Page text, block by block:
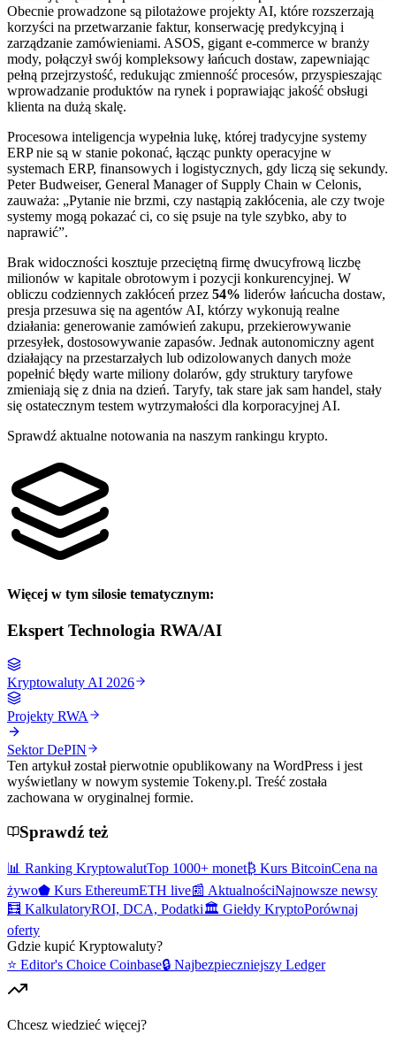
Obecnie prowadzone są pilotażowe projekty AI, które rozszerzają
korzyści na przetwarzanie faktur, konserwację predykcyjną i
zarządzanie zamówieniami. ASOS, gigant e-commerce w branży
mody, połączył swój kompleksowy łańcuch dostaw, zapewniając
pełną przejrzystość, redukując zmienność procesów, przyspieszając
wprowadzanie produktów na rynek i poprawiając jakość obsługi
klienta na dużą skalę.
Procesowa inteligencja wypełnia lukę, której tradycyjne systemy
ERP nie są w stanie pokonać, łącząc punkty operacyjne w
systemach ERP, finansowych i logistycznych, gdy liczą się sekundy.
Peter Budweiser, General Manager of Supply Chain w Celonis,
zauważa: „Pytanie nie brzmi, czy nastąpią zakłócenia, ale czy twoje
systemy mogą pokazać ci, co się psuje na tyle szybko, aby to
naprawić”.
Brak widoczności kosztuje przeciętną firmę dwucyfrową liczbę
milionów w kapitale obrotowym i pozycji konkurencyjnej. W
obliczu codziennych zakłóceń przez 54% liderów łańcucha dostaw,
presja przesuwa się na agentów AI, którzy wykonują realne
działania: generowanie zamówień zakupu, przekierowywanie
przesyłek, dostosowywanie zapasów. Jednak autonomiczny agent
działający na przestarzałych lub odizolowanych danych może
popełnić błędy warte miliony dolarów, gdy struktury taryfowe
zmieniają się z dnia na dzień. Taryfy, tak stare jak sam handel, stały
się ostatecznym testem wytrzymałości dla korporacyjnej AI.
Sprawdź aktualne notowania na naszym rankingu krypto.
Więcej w tym silosie tematycznym:
EkspertTechnologia RWA/AI
Kryptowaluty AI 2026
Projekty RWA
Sektor DePIN
Ten artykuł został pierwotnie opublikowany na WordPress i jest
wyświetlany w nowym systemie Tokeny.pl. Treść została
zachowana w oryginalnej formie.
Sprawdź też
📊 Ranking KryptowalutTop 1000+ monet₿ Kurs BitcoinCena na
żywo⬟ Kurs EthereumETH live📰 AktualnościNajnowsze newsy
🧮 KalkulatoryROI, DCA, Podatki🏛️ Giełdy KryptoPorównaj
oferty
Gdzie kupić Kryptowaluty?
⭐ Editor's Choice Coinbase🔒 Najbezpieczniejszy Ledger
Chcesz wiedzieć więcej?